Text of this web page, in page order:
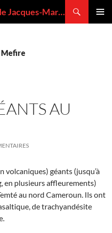
VOLCANMANIA : le blog de Jacques-Marie BARDINTZEFF, volcanologue
Mefire
AU
volcaniques) géants (jusqu’à
en plusieurs affleurements)
au nord Cameroun. Ils ont
de trachyandésite